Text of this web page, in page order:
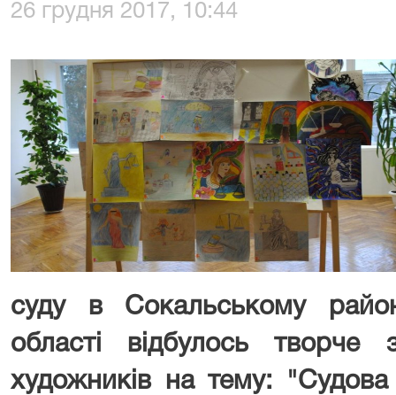
26 грудня 2017, 10:44
суду в Сокальському
області відбулось
художників на тему: